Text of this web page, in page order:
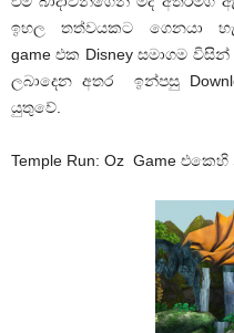
ඉහල තත්වයකට ගෙනයා
game එක Disney සමාගම
ලබාදෙන අතර ඉන්පසු
යුතුවේ.
Temple Run: Oz Game